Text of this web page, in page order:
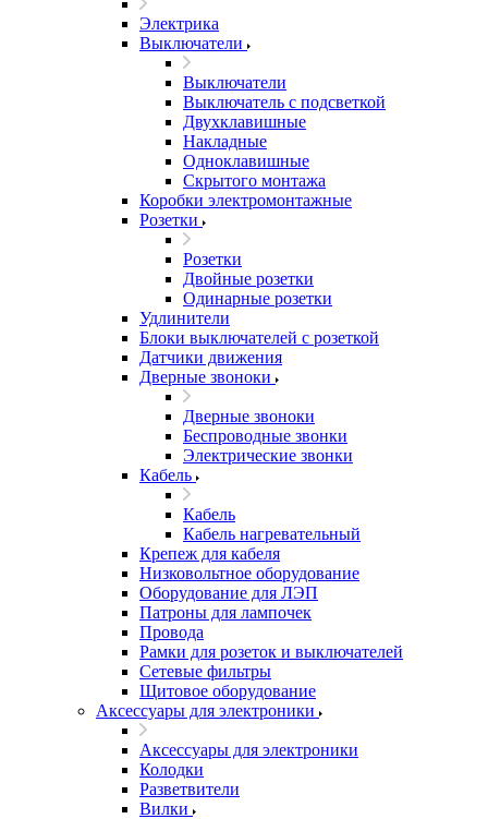
Электрика
Выключатели
Выключатели
Выключатель с подсветкой
Двухклавишные
Накладные
Одноклавишные
Скрытого монтажа
Коробки электромонтажные
Розетки
Розетки
Двойные розетки
Одинарные розетки
Удлинители
Блоки выключателей с розеткой
Датчики движения
Дверные звоноки
Дверные звоноки
Беспроводные звонки
Электрические звонки
Кабель
Кабель
Кабель нагревательный
Крепеж для кабеля
Низковольтное оборудование
Оборудование для ЛЭП
Патроны для лампочек
Провода
Рамки для розеток и выключателей
Сетевые фильтры
Щитовое оборудование
Аксессуары для электроники
Аксессуары для электроники
Колодки
Разветвители
Вилки